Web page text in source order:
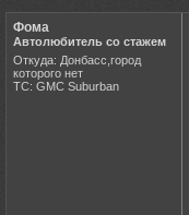
Фома
Автолюбитель со стажем
Откуда: Донбасс,город
которого нет
ТС: GMC Suburban